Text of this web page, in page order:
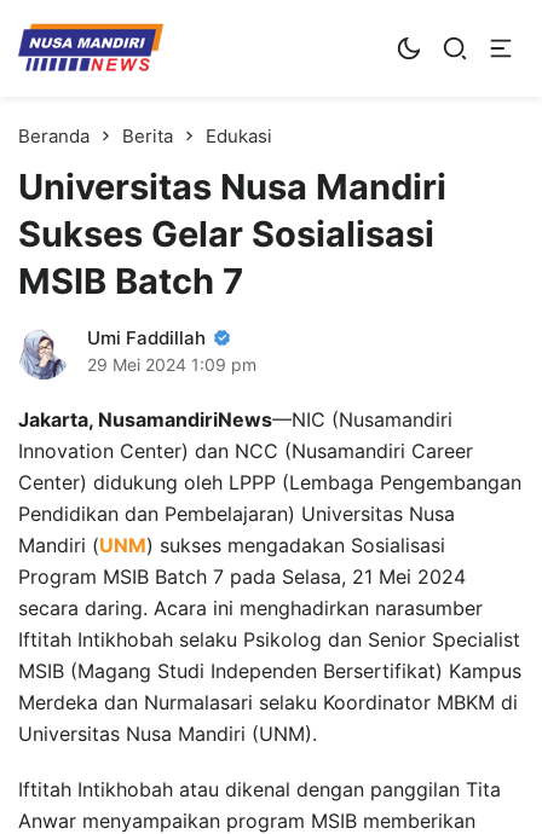
Kampus Digital Bisnis
Universitas Nusa Mandiri
Beranda Berita Edukasi
Universitas Nusa Mandiri
Sukses Gelar Sosialisasi
MSIB Batch 7
Umi Faddillah
29 Mei 2024 1:09 pm
Jakarta, NusamandiriNews—NIC (Nusamandiri
Innovation Center) dan NCC (Nusamandiri Career
Center) didukung oleh LPPP (Lembaga Pengembangan
Pendidikan dan Pembelajaran) Universitas Nusa
Mandiri (UNM) sukses mengadakan Sosialisasi
Program MSIB Batch 7 pada Selasa, 21 Mei 2024
secara daring. Acara ini menghadirkan narasumber
Iftitah Intikhobah selaku Psikolog dan Senior Specialist
MSIB (Magang Studi Independen Bersertifikat) Kampus
Merdeka dan Nurmalasari selaku Koordinator MBKM di
Universitas Nusa Mandiri (UNM).
Iftitah Intikhobah atau dikenal dengan panggilan Tita
Anwar menyampaikan program MSIB memberikan